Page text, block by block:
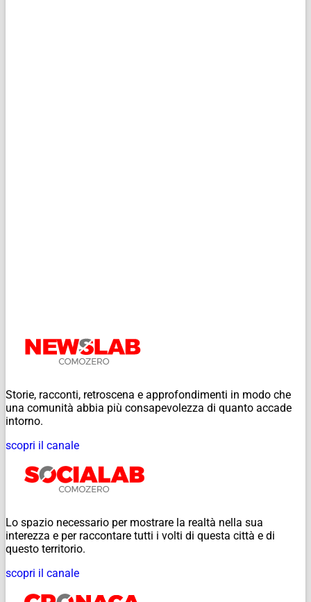
Storie, racconti, retroscena e approfondimenti in modo che
una comunità abbia più consapevolezza di quanto accade
intorno.
scopri il canale
Lo spazio necessario per mostrare la realtà nella sua
interezza e per raccontare tutti i volti di questa città e di
questo territorio.
scopri il canale